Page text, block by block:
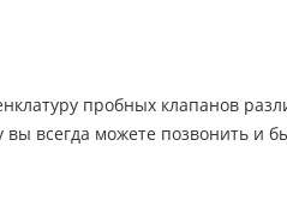
пробных клапанов
всегда можете позвонить и